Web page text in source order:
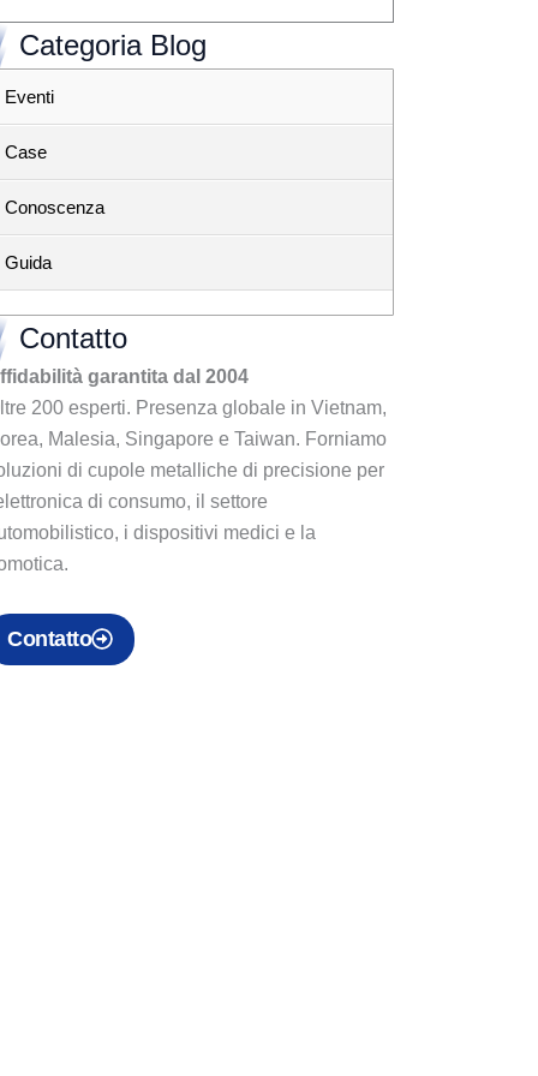
Categoria Blog
Eventi
Case
Conoscenza
Guida
Contatto
garantita dal 2004
200 esperti. Presenza globale in Vietnam,
Malesia, Singapore e Taiwan. Forniamo
di cupole metalliche di precisione per
di consumo, il settore
i dispositivi medici e la
Contatto